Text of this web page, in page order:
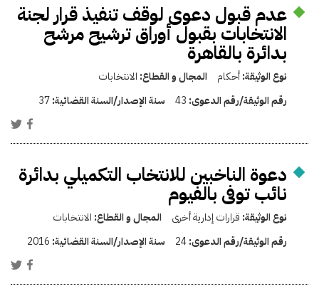
عدم قبول دعوى لوقف تنفيذ قرار لجنة
الانتخابات بقبول أوراق ترشيح مرشح
بدائرة بالقاهرة
نوع الوثيقة:أحكام المجال و القطاع: الانتخابات
رقم الوثيقة/رقم الدعوى: 43 سنة الإصدار/السنة القضائية:37
دعوة الناخبين للانتخاب التكميلي بدائرة
نائب توفى بالفيوم
نوع الوثيقة: قرارات إدارية أخرى المجال و القطاع: الانتخابات
رقم الوثيقة/رقم الدعوى:24 سنة الإصدار/السنة القضائية: 2016